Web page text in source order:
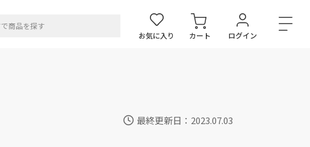
お気に入り カート ログイン
最終更新日：2023.07.03